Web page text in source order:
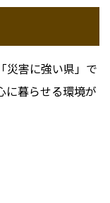
災害に強い県」で
に暮らせる環境が